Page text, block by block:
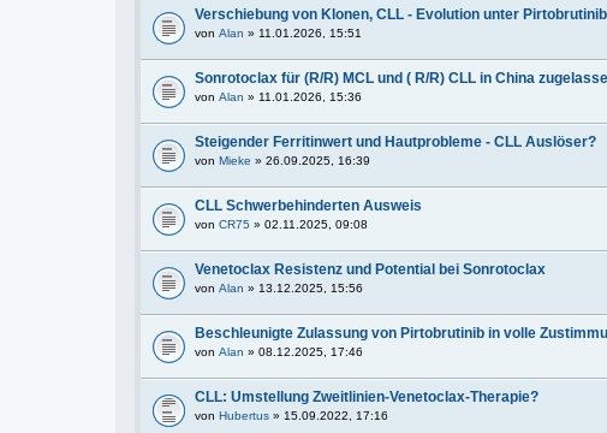
Verschiebung von Klonen, CLL - Evolution unter Pirtobrutinib
von Alan » 11.01.2026, 15:51
Sonrotoclax für (R/R) MCL und ( R/R) CLL in China
von Alan » 11.01.2026, 15:36
Steigender Ferritinwert und Hautprobleme - CLL Auslöser?
von Mieke » 26.09.2025, 16:39
CLL Schwerbehinderten Ausweis
von CR75 » 02.11.2025, 09:08
Venetoclax Resistenz und Potential bei Sonrotoclax
von Alan » 13.12.2025, 15:56
Beschleunigte Zulassung von Pirtobrutinib in volle
von Alan » 08.12.2025, 17:46
CLL: Umstellung Zweitlinien-Venetoclax-Therapie?
von Hubertus » 15.09.2022, 17:16